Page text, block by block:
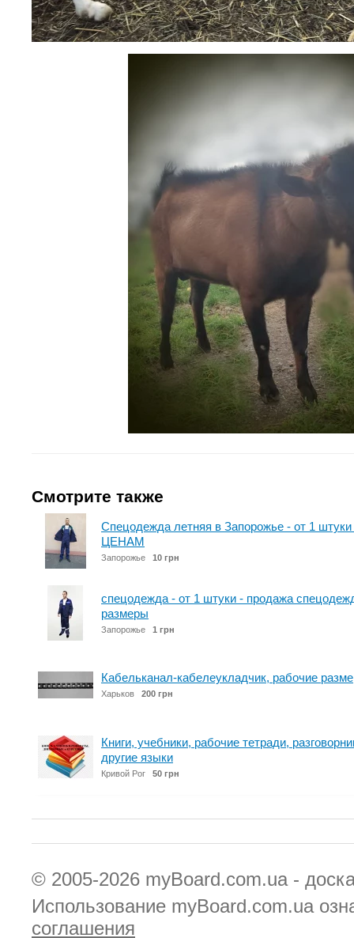
Смотрите также
Спецодежда летняя в Запорожье - от 1
ЦЕНАМ
Запорожье 10 грн
спецодежда - от 1 штуки - продажа
размеры
Запорожье 1 грн
Кабельканал-кабелеукладчик, рабочие
Харьков 200 грн
Книги, учебники, рабочие тетради,
другие языки
Кривой Рог 50 грн
© 2005-2026 myBoard.com.ua -
Использование myBoard.com.ua
соглашения